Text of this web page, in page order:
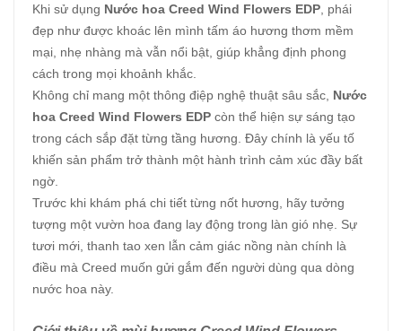
Khi sử dụng Nước hoa Creed Wind Flowers EDP , phái
đẹp như được khoác lên mình tấm áo hương thơm mềm
mại, nhẹ nhàng mà vẫn nổi bật, giúp khẳng định phong
cách trong mọi khoảnh khắc.
Không chỉ mang một thông điệp nghệ thuật sâu sắc, Nước
hoa Creed Wind Flowers EDP còn thể hiện sự sáng tạo
trong cách sắp đặt từng tầng hương. Đây chính là yếu tố
khiến sản phẩm trở thành một hành trình cảm xúc đầy bất
ngờ.
Trước khi khám phá chi tiết từng nốt hương, hãy tưởng
tượng một vườn hoa đang lay động trong làn gió nhẹ. Sự
tươi mới, thanh tao xen lẫn cảm giác nồng nàn chính là
điều mà Creed muốn gửi gắm đến người dùng qua dòng
nước hoa này.